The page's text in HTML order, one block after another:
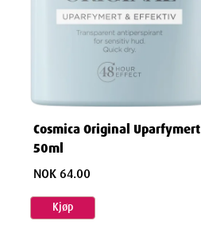
Cosmica Original Uparfymert
50ml
NOK 64.00
Kjøp